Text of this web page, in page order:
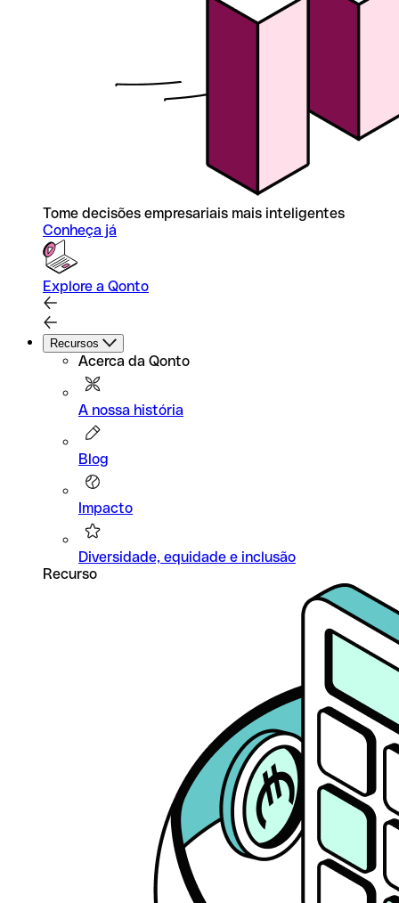
Tome decisões empresariais mais inteligentes
Conheça já
Explore a Qonto
Recursos
Acerca da Qonto
A nossa história
Blog
Impacto
Diversidade, equidade e inclusão
Recurso